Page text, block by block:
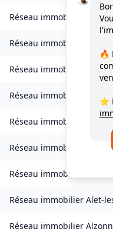
Réseau immobilier
Réseau immobilier
Réseau immobilier
Réseau immobilier
Réseau immobilier
Réseau immobilier
Réseau immobilier
Réseau immobilier Alet-
Réseau immobilier
🔥
⭐